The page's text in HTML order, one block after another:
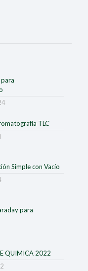
TLC
Simple con Vacío
para
QUIMICA 2022